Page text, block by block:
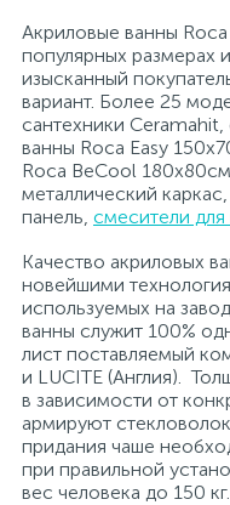
Акриловые ванны
популярных размерах
изысканный
вариант. Более 25
сантехники
ванны Roca Easy
Roca BeCool
металлический
панель, смесители для
Качество акриловых
новейшими
используемых на
ванны служит 100%
лист поставляемый
и LUCITE (Англия).
в зависимости от
армируют
придания чаше
при правильной
вес человека до 150 кг.